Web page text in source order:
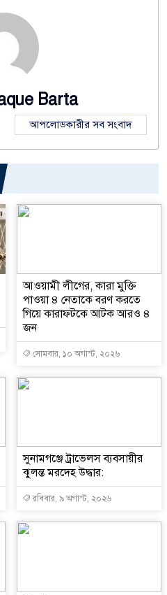
Barta
আপলোডকারীর সব সংবাদ
আওয়ামী লীগের, কারা মুক্তি
পাওয়া ৪ নেতাকে বরণ করতে
গিয়ে কারাফটকে আটক আরও ৪
জন
সোমবার, ১০ অগাস্ট, ২০২৬
সুনামগঞ্জে ট্রাভেলস ব্যবসায়ীর
ঝুলন্ত মরদেহ উদ্ধার:
রবিবার, ৯ অগাস্ট, ২০২৬